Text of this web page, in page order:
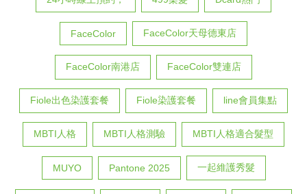
FaceColor FaceColor天母德東店
FaceColor南港店 FaceColor雙連店
Fiole出色染護套餐 Fiole染護套餐 line會員集點
MBTI人格 MBTI人格測驗 MBTI人格適合髮型
MUYO Pantone 2025 一起維護秀髮